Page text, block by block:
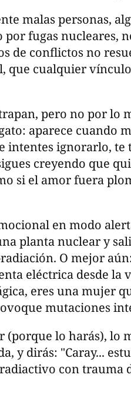
malas personas,
fugas nucleares,
de conflictos no
que cualquier
pero no por lo
aparece cuando
intentes ignorarlo,
creyendo que
si el amor fuera
en modo
planta nuclear y
O mejor
eléctrica desde la
eres una mujer
mutaciones
(porque lo harás), lo
y dirás: "Caray...
con trauma